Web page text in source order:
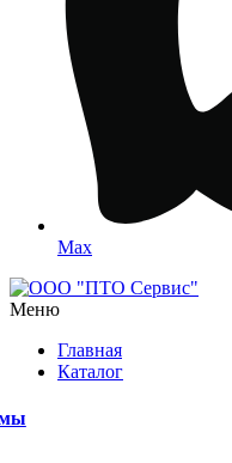
Max
Меню
Главная
Каталог